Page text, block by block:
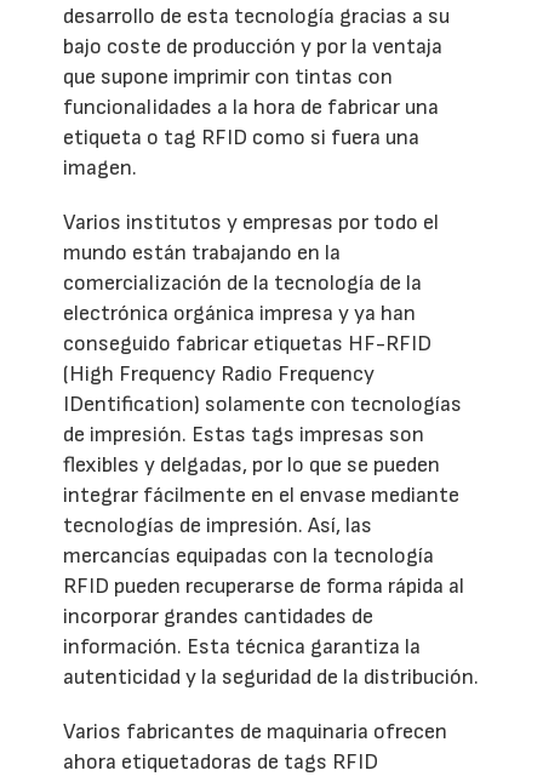
desarrollo de esta tecnología gracias a su
bajo coste de producción y por la ventaja
que supone imprimir con tintas con
funcionalidades a la hora de fabricar una
etiqueta o tag RFID como si fuera una
imagen.
Varios institutos y empresas por todo el
mundo están trabajando en la
comercialización de la tecnología de la
electrónica orgánica impresa y ya han
conseguido fabricar etiquetas HF-RFID
(High Frequency Radio Frequency
IDentification) solamente con tecnologías
de impresión. Estas tags impresas son
flexibles y delgadas, por lo que se pueden
integrar fácilmente en el envase mediante
tecnologías de impresión. Así, las
mercancías equipadas con la tecnología
RFID pueden recuperarse de forma rápida al
incorporar grandes cantidades de
información. Esta técnica garantiza la
autenticidad y la seguridad de la distribución.
Varios fabricantes de maquinaria ofrecen
ahora etiquetadoras de tags RFID